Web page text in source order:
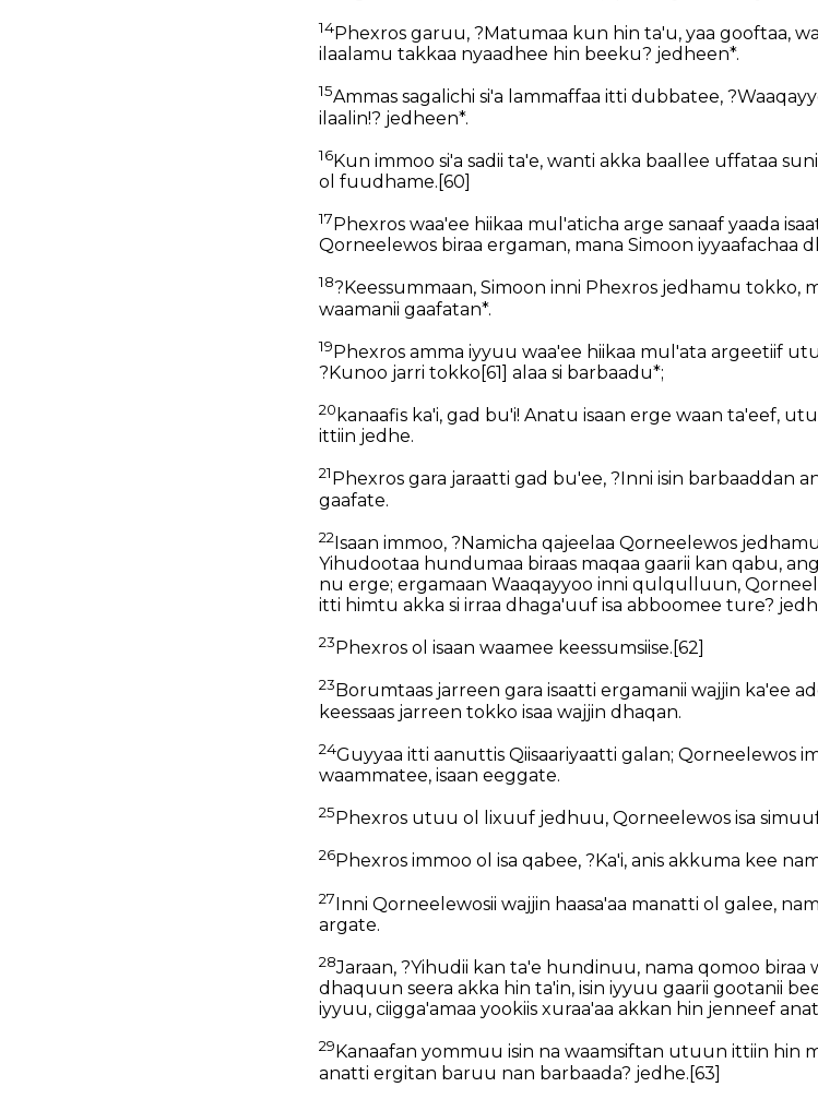
14Phexros garuu, ?Matumaa kun hin ta'u, yaa gooftaa,
ilaalamu takkaa nyaadhee hin beeku? jedheen*.
15Ammas sagalichi si'a lammaffaa itti dubbatee,
ilaalin!? jedheen*.
16Kun immoo si'a sadii ta'e, wanti akka baallee uffataa
ol fuudhame. [60]
17 Phexros waa'ee hiikaa mul'aticha arge sanaaf yaada
Qorneelewos biraa ergaman, mana Simoon iyyaafachaa
18?Keessummaan, Simoon inni Phexros jedhamu tokko,
waamanii gaafatan*.
19Phexros amma iyyuu waa'ee hiikaa mul'ata argeetiif
?Kunoo jarri tokko [61] alaa si barbaadu*;
20 kanaafis ka'i, gad bu'i! Anatu isaan erge waan ta'eef,
ittiin jedhe.
21 Phexros gara jaraatti gad bu'ee, ?Inni isin barbaaddan
gaafate.
22Isaan immoo, ?Namicha qajeelaa Qorneelewos
Yihudootaa hundumaa biraas maqaa gaarii kan qabu,
nu erge; ergamaan Waaqayyoo inni qulqulluun,
itti himtu akka si irraa dhaga'uuf isa abboomee ture?
23 Phexros ol isaan waamee keessumsiise. [62]
23 Borumtaas jarreen gara isaatti ergamanii wajjin ka'ee
keessaas jarreen tokko isaa wajjin dhaqan.
24Guyyaa itti aanuttis Qiisaariyaatti galan; Qorneelewos
waammatee, isaan eeggate.
25 Phexros utuu ol lixuuf jedhuu, Qorneelewos isa
26Phexros immoo ol isa qabee, ?Ka'i, anis akkuma kee
27Inni Qorneelewosii wajjin haasa'aa manatti ol galee,
argate.
28Jaraan, ?Yihudii kan ta'e hundinuu, nama qomoo
dhaquun seera akka hin ta'in, isin iyyuu gaarii gootanii
iyyuu, ciigga'amaa yookiis xuraa'aa akkan hin jenneef
29 Kanaafan yommuu isin na waamsiftan utuun ittiin hin
anatti ergitan baruu nan barbaada? jedhe. [63]